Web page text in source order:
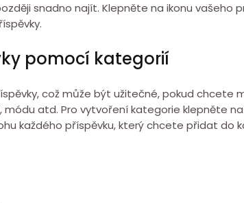
snadno najít. Klepněte na ikonu vašeho
pomocí kategorií
což může být užitečné, pokud chcete
atd. Pro vytvoření kategorie klepněte
každého příspěvku, který chcete přidat do